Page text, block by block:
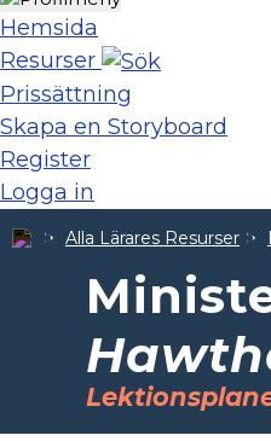
Hemsida
Resurser
Prissättning
Skapa en Storyboard
Register
Logga in
Alla Lärares Resurser